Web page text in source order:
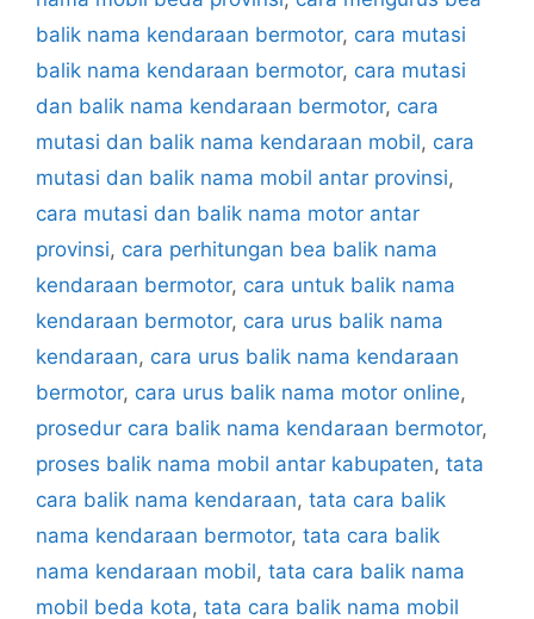
balik nama kendaraan bermotor, cara mutasi
balik nama kendaraan bermotor, cara mutasi
dan balik nama kendaraan bermotor, cara
mutasi dan balik nama kendaraan mobil, cara
mutasi dan balik nama mobil antar provinsi,
cara mutasi dan balik nama motor antar
provinsi, cara perhitungan bea balik nama
kendaraan bermotor, cara untuk balik nama
kendaraan bermotor, cara urus balik nama
kendaraan, cara urus balik nama kendaraan
bermotor, cara urus balik nama motor online,
prosedur cara balik nama kendaraan bermotor,
proses balik nama mobil antar kabupaten, tata
cara balik nama kendaraan, tata cara balik
nama kendaraan bermotor, tata cara balik
nama kendaraan mobil, tata cara balik nama
mobil beda kota, tata cara balik nama mobil